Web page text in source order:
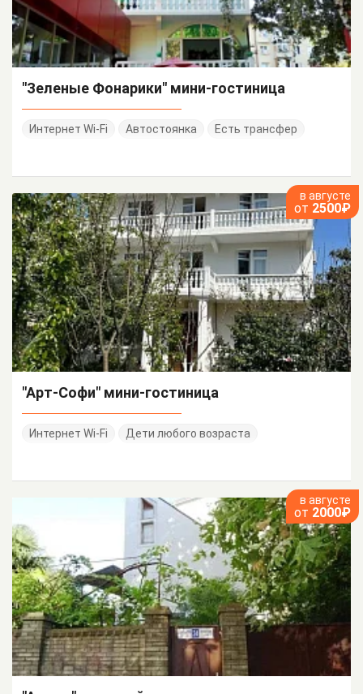
"Зеленые Фонарики" мини-гостиница
Интернет Wi-Fi Автостоянка Есть трансфер
в августе
от 2500₽
"Арт-Софи" мини-гостиница
Интернет Wi-Fi Дети любого возраста
в августе
от 2000₽